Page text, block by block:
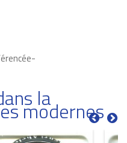
la
modernes